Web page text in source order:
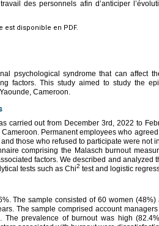
des personnels afin d’anticiper
est disponible en PDF.
psychological syndrome that can affect
factors. This study aimed to study the
Cameroon.
carried out from December 3rd, 2022 to
Permanent employees who
those who refused to participate were not
comprising the Malasch burnout
factors. We described and analyzed
tests such as Chi2 test and logistic
The sample consisted of 60 women
The sample comprised account
The prevalence of burnout was high